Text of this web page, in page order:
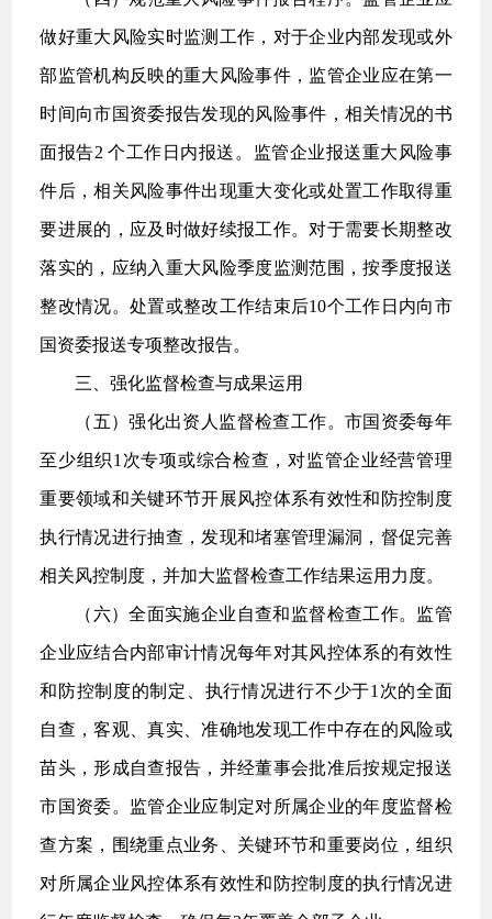
做好重大风险实时监测工作，对于企业内部发现或外
部监管机构反映的重大风险事件，监管企业应在第一
时间向市国资委报告发现的风险事件，相关情况的书
面报告2 个工作日内报送。监管企业报送重大风险事
件后，相关风险事件出现重大变化或处置工作取得重
要进展的，应及时做好续报工作。对于需要长期整改
落实的，应纳入重大风险季度监测范围，按季度报送
整改情况。处置或整改工作结束后10个工作日内向市
国资委报送专项整改报告。
三、强化监督检查与成果运用
（五）强化出资人监督检查工作。市国资委每年
至少组织1次专项或综合检查，对监管企业经营管理
重要领域和关键环节开展风控体系有效性和防控制度
执行情况进行抽查，发现和堵塞管理漏洞，督促完善
相关风控制度，并加大监督检查工作结果运用力度。
（六）全面实施企业自查和监督检查工作。监管
企业应结合内部审计情况每年对其风控体系的有效性
和防控制度的制定、执行情况进行不少于1次的全面
自查，客观、真实、准确地发现工作中存在的风险或
苗头，形成自查报告，并经董事会批准后按规定报送
市国资委。监管企业应制定对所属企业的年度监督检
查方案，围绕重点业务、关键环节和重要岗位，组织
对所属企业风控体系有效性和防控制度的执行情况进